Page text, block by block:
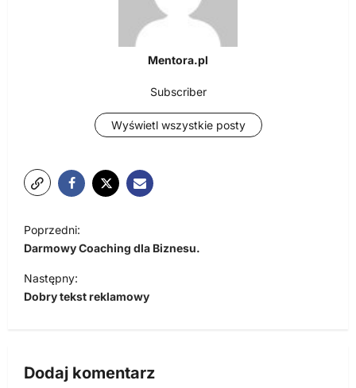
Mentora.pl
Subscriber
Wyświetl wszystkie posty
N
a
w
i
c
Poprzedni:
Darmowy Coaching dla Biznesu.
Następny:
Dobry tekst reklamowy
Dodaj komentarz